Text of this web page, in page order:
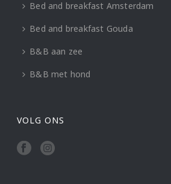
Bed and breakfast Amsterdam
Bed and breakfast Gouda
B&B aan zee
B&B met hond
VOLG ONS